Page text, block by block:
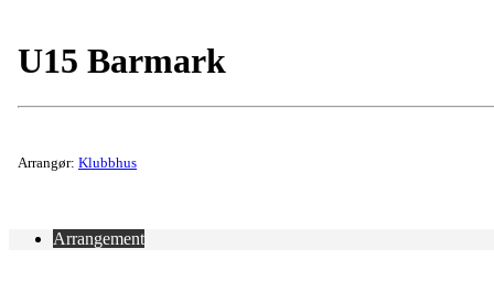
U15 Barmark
Arrangør: Klubbhus
Arrangement